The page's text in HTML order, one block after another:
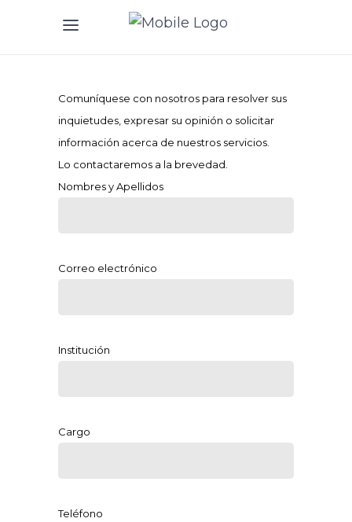
Comuníquese con nosotros para resolver sus
inquietudes, expresar su opinión o solicitar
información acerca de nuestros servicios.
Lo contactaremos a la brevedad.
Nombres y Apellidos
Correo electrónico
Institución
Cargo
Teléfono